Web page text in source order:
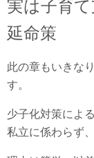
実は子育
延命策
此の章もいきな
す。
少子化対策によ
私立に係わらず